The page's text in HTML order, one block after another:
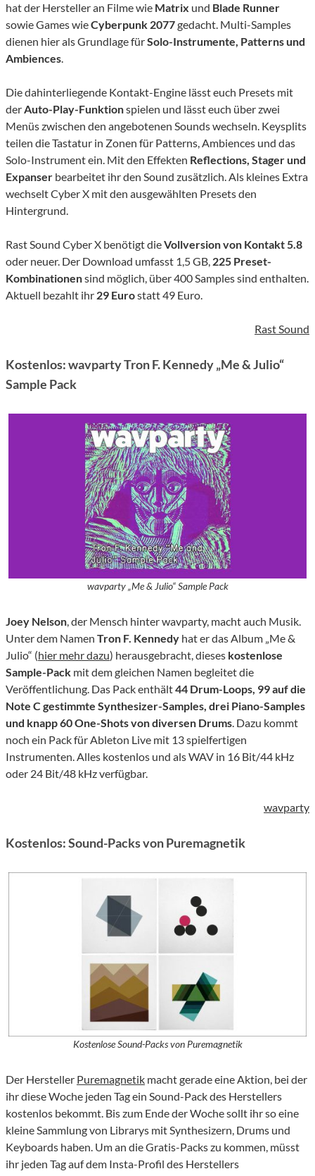
hat der Hersteller an Filme wie Matrix und Blade Runner
sowie Games wieCyberpunk 2077gedacht. Multi-Samples
dienen hier als Grundlage fürSolo-Instrumente, Patterns und
Ambiences.
Die dahinterliegende Kontakt-Engine lässt euch Presets mit
derAuto-Play-Funktionspielen und lässt euch über zwei
Menüs zwischen den angebotenen Sounds wechseln. Keysplits
teilen die Tastatur in Zonen für Patterns, Ambiences und das
Solo-Instrument ein. Mit den Effekten Reflections, Stager und
Expanser bearbeitet ihr den Sound zusätzlich. Als kleines Extra
wechselt Cyber X mit den ausgewählten Presets den
Hintergrund.
Rast Sound Cyber X benötigt dieVollversion von Kontakt 5.8
oder neuer. Der Download umfasst 1,5 GB, 225 Preset-
Kombinationensind möglich, über 400 Samples sind enthalten.
Aktuell bezahlt ihr 29 Eurostatt 49 Euro.
Rast Sound
Kostenlos: wavparty Tron F. Kennedy „Me & Julio“
Sample Pack
wavparty „Me & Julio“ Sample Pack
Joey Nelson, der Mensch hinter wavparty, macht auch Musik.
Unter dem Namen Tron F. Kennedy hat er das Album „Me &
Julio“ (hier mehr dazu) herausgebracht, dieses kostenlose
Sample-Pack mit dem gleichen Namen begleitet die
Veröffentlichung. Das Pack enthält44 Drum-Loops, 99 auf die
Note C gestimmte Synthesizer-Samples, drei Piano-Samples
und knapp 60 One-Shots von diversen Drums. Dazu kommt
noch ein Pack für Ableton Live mit 13 spielfertigen
Instrumenten. Alles kostenlos und als WAV in 16 Bit/44 kHz
oder 24 Bit/48 kHz verfügbar.
wavparty
Kostenlos: Sound-Packs von Puremagnetik
Kostenlose Sound-Packs von Puremagnetik
Der Hersteller Puremagnetik macht gerade eine Aktion, bei der
ihr diese Woche jeden Tag ein Sound-Pack des Herstellers
kostenlos bekommt. Bis zum Ende der Woche sollt ihr so eine
kleine Sammlung von Librarys mit Synthesizern, Drums und
Keyboards haben. Um an die Gratis-Packs zu kommen, müsst
ihr jeden Tag auf dem Insta-Profil des Herstellers